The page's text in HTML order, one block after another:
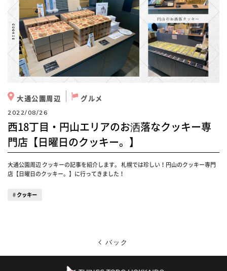
大通公園周辺 グルメ
2022/08/26
西18丁目・円山エリアのお洒落なクッキー専
門店【日曜日のクッキー。】
大通公園周辺 クッキーの記事を紹介します。 札幌では珍しい！円山のクッキー専門
店【日曜日のクッキー。】に行ってきました！
クッキー
バック